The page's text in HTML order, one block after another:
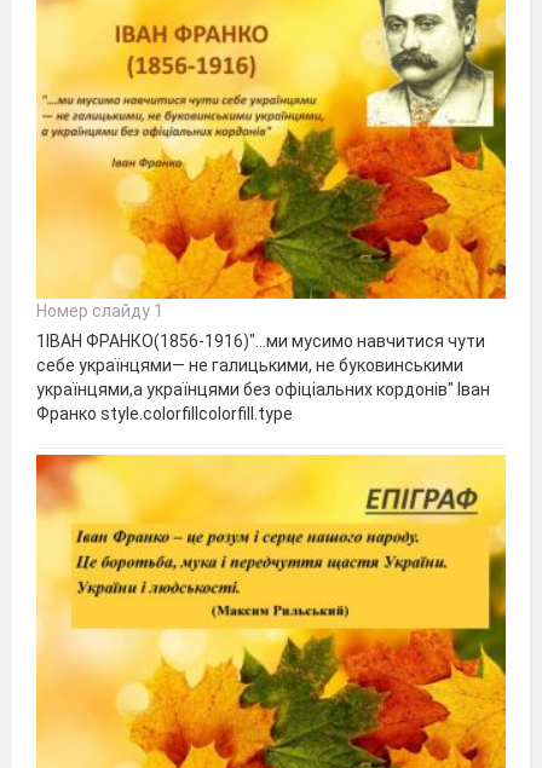
Номер слайду 1
1ІВАН ФРАНКО(1856-1916)"...ми мусимо навчитися чути
себе українцями— не галицькими, не буковинськими
українцями,а українцями без офіціальних кордонів" Іван
Франко style.colorfillcolorfill.type